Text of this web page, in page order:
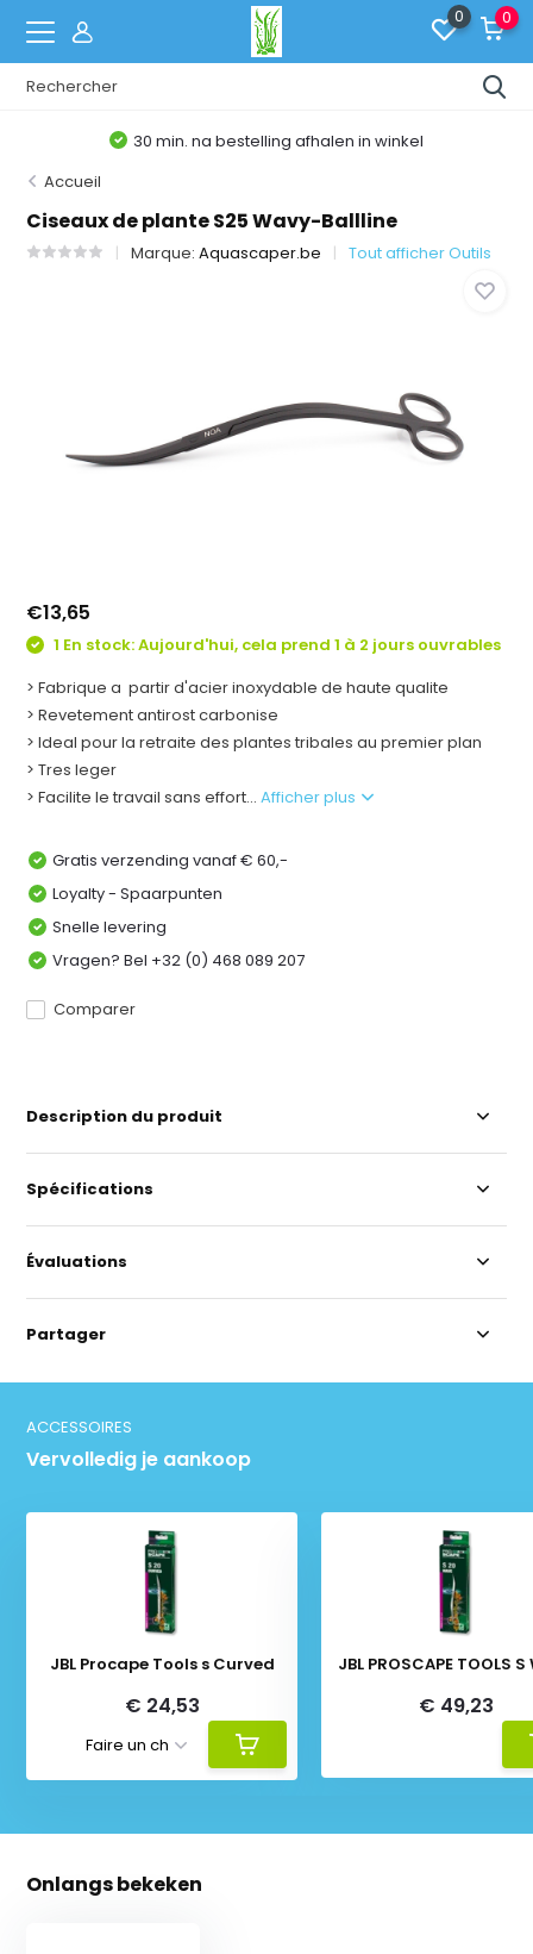
0 0
30 min. na bestelling afhalen in winkel
Accueil
Ciseaux de plante S25 Wavy-Ballline
Marque:Aquascaper.be Tout afficher Outils
€13,65
1 En stock: Aujourd'hui, cela prend 1 à 2 jours ouvrables
> Fabrique a partir d'acier inoxydable de haute qualite
> Revetement antirost carbonise
> Ideal pour la retraite des plantes tribales au premier plan
> Tres leger
> Facilite le travail sans effort...Afficher plus
Gratis verzending vanaf € 60,-
Loyalty - Spaarpunten
Snelle levering
Vragen? Bel +32 (0) 468 089 207
Comparer
Description du produit
Spécifications
Évaluations
Partager
ACCESSOIRES
Vervolledig je aankoop
JBL Procape Tools s Curved
€ 24,53
JBL PROSCAPE TOOLS S
€ 49,23
Onlangs bekeken